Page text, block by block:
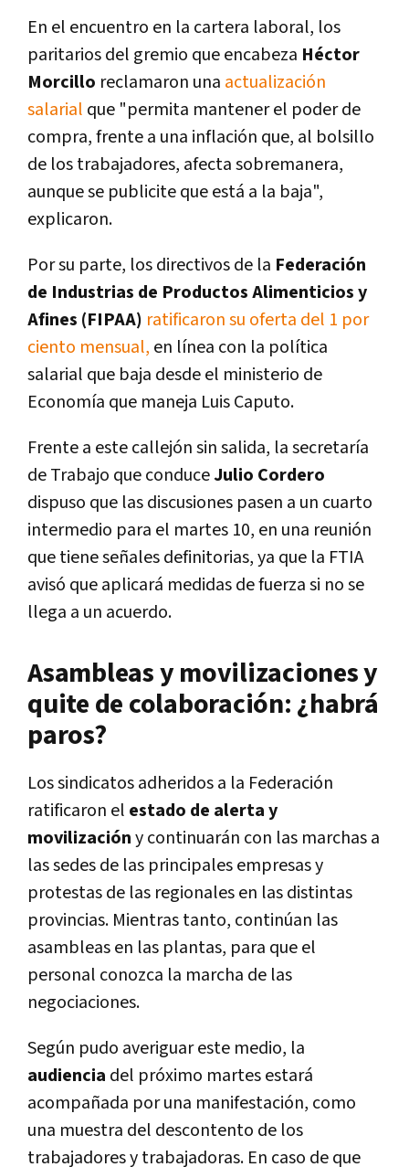
En el encuentro en la cartera laboral, los
paritarios del gremio que encabeza Héctor
Morcillo reclamaron una actualización
salarial que "permita mantener el poder de
compra, frente a una inflación que, al bolsillo
de los trabajadores, afecta sobremanera,
aunque se publicite que está a la baja",
explicaron.
Por su parte, los directivos de la Federación
de Industrias de Productos Alimenticios y
Afines (FIPAA) ratificaron su oferta del 1 por
ciento mensual, en línea con la política
salarial que baja desde el ministerio de
Economía que maneja Luis Caputo.
Frente a este callejón sin salida, la secretaría
de Trabajo que conduceJulio Cordero
dispuso que las discusiones pasen a un cuarto
intermedio para el martes 10, en una reunión
que tiene señales definitorias, ya que la FTIA
avisó que aplicará medidas de fuerza si no se
llega a un acuerdo.
Asambleas y movilizaciones y
quite de colaboración: ¿habrá
paros?
Los sindicatos adheridos a la Federación
ratificaron el estado de alerta y
movilizacióny continuarán con las marchas a
las sedes de las principales empresas y
protestas de las regionales en las distintas
provincias. Mientras tanto, continúan las
asambleas en las plantas, para que el
personal conozca la marcha de las
negociaciones.
Según pudo averiguar este medio, la
audiencia del próximo martes estará
acompañada por una manifestación, como
una muestra del descontento de los
trabajadores y trabajadoras. En caso de que